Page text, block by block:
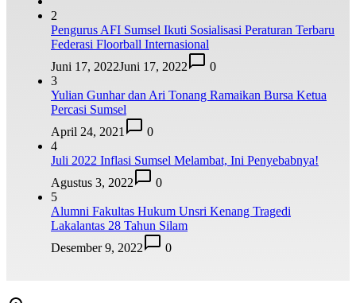
2
Pengurus AFI Sumsel Ikuti Sosialisasi Peraturan Terbaru
Federasi Floorball Internasional
Juni 17, 2022Juni 17, 2022
0
3
Yulian Gunhar dan Ari Tonang Ramaikan Bursa Ketua
Percasi Sumsel
April 24, 2021
0
4
Juli 2022 Inflasi Sumsel Melambat, Ini Penyebabnya!
Agustus 3, 2022
0
5
Alumni Fakultas Hukum Unsri Kenang Tragedi
Lakalantas 28 Tahun Silam
Desember 9, 2022
0